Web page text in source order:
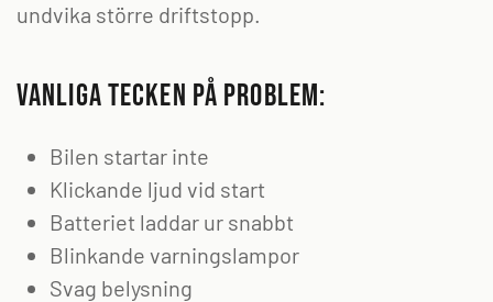
undvika större driftstopp.
Vanliga tecken på problem:
Bilen startar inte
Klickande ljud vid start
Batteriet laddar ur snabbt
Blinkande varningslampor
Svag belysning